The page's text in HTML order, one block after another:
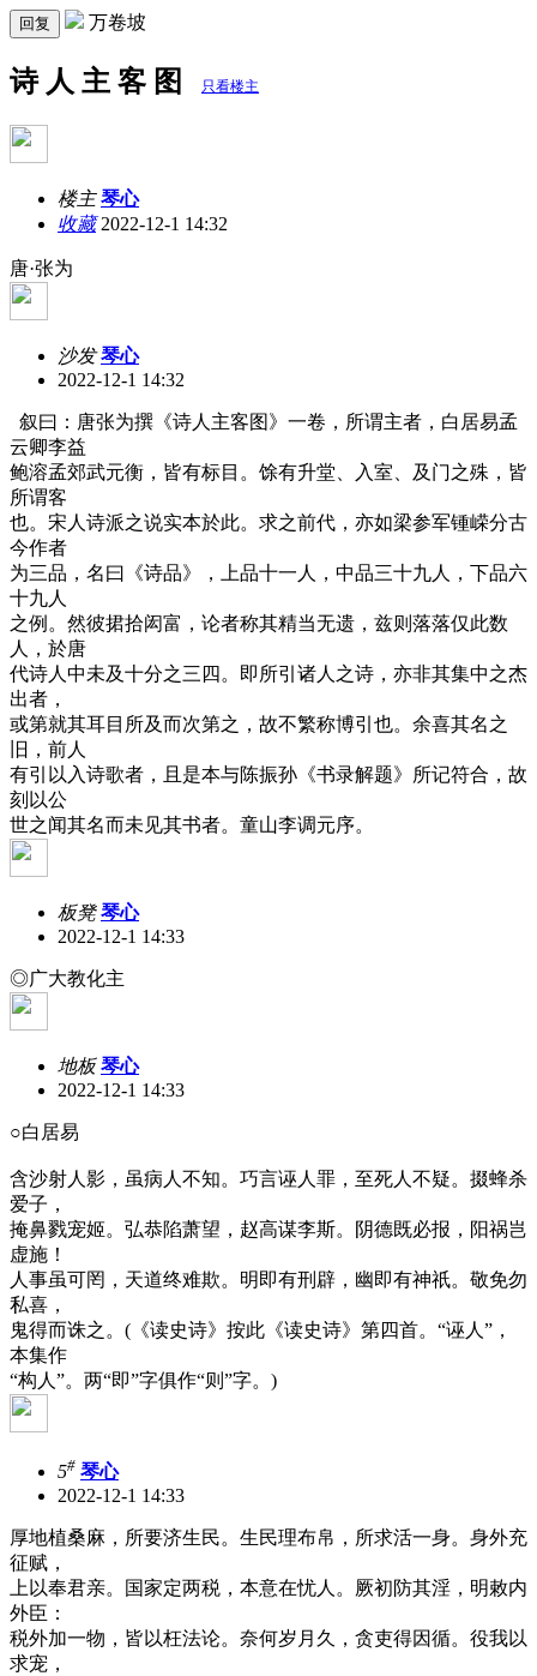
回复 万卷坡
诗 人 主 客 图 只看楼主
楼主 琴心
收藏2022-12-1 14:32
唐·张为
沙发 琴心
2022-12-1 14:32
叙曰：唐张为撰《诗人主客图》一卷，所谓主者，白居易孟
云卿李益
鲍溶孟郊武元衡，皆有标目。馀有升堂、入室、及门之殊，皆
所谓客
也。宋人诗派之说实本於此。求之前代，亦如梁参军锺嵘分古
今作者
为三品，名曰《诗品》，上品十一人，中品三十九人，下品六
十九人
之例。然彼捃拾闳富，论者称其精当无遗，兹则落落仅此数
人，於唐
代诗人中未及十分之三四。即所引诸人之诗，亦非其集中之杰
出者，
或第就其耳目所及而次第之，故不繁称博引也。余喜其名之
旧，前人
有引以入诗歌者，且是本与陈振孙《书录解题》所记符合，故
刻以公
世之闻其名而未见其书者。童山李调元序。
板凳 琴心
2022-12-1 14:33
◎广大教化主
地板 琴心
2022-12-1 14:33
○白居易
含沙射人影，虽病人不知。巧言诬人罪，至死人不疑。掇蜂杀
爱子，
掩鼻戮宠姬。弘恭陷萧望，赵高谋李斯。阴德既必报，阳祸岂
虚施！
人事虽可罔，天道终难欺。明即有刑辟，幽即有神祇。敬免勿
私喜，
鬼得而诛之。(《读史诗》按此《读史诗》第四首。“诬人”，
本集作
“构人”。两“即”字俱作“则”字。)
5# 琴心
2022-12-1 14:33
厚地植桑麻，所要济生民。生民理布帛，所求活一身。身外充
征赋，
上以奉君亲。国家定两税，本意在忧人。厥初防其淫，明敕内
外臣：
税外加一物，皆以枉法论。奈何岁月久，贪吏得因循。役我以
求宠，